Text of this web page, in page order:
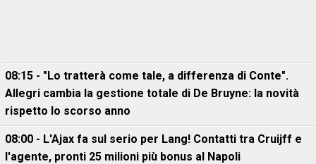
08:15 - "Lo tratterà come tale, a differenza di Conte".
Allegri cambia la gestione totale di De Bruyne: la novità
rispetto lo scorso anno
08:00 - L'Ajax fa sul serio per Lang! Contatti tra Cruijff e
l'agente, pronti 25 milioni più bonus al Napoli